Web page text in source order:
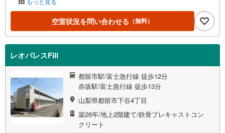
空室状況を問い合わせる （無料）
レオパレスFill
都留市駅/富士急行線 徒歩12分
赤坂駅/富士急行線 徒歩13分
山梨県都留市下谷4丁目
築26年/地上2階建て/鉄骨プレキャストコン
クリート